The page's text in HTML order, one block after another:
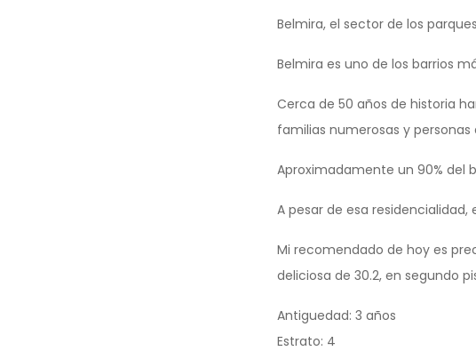
Belmira, el sector de los
Belmira es uno de los barrios
Cerca de 50 años de historia
familias numerosas y
Aproximadamente un 90% del
A pesar de esa
Mi recomendado de hoy es
deliciosa de 30.2, en segundo
Antiguedad: 3 años
Estrato: 4